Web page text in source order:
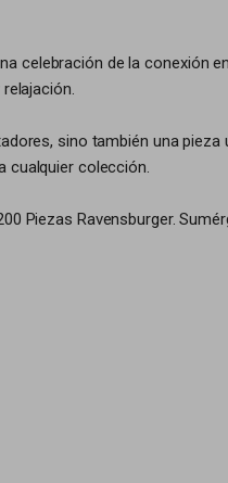
celebración de la
sino también una
cualquier colección.
Piezas Ravensburger.